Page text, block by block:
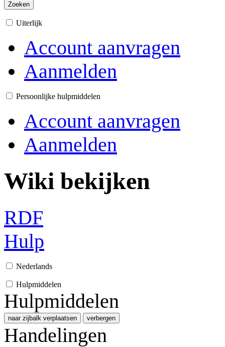
Zoeken
Uiterlijk
Account aanvragen
Aanmelden
Persoonlijke hulpmiddelen
Account aanvragen
Aanmelden
Wiki bekijken
RDF
Hulp
Nederlands
Hulpmiddelen
Hulpmiddelen
naar zijbalk verplaatsen verbergen
Handelingen